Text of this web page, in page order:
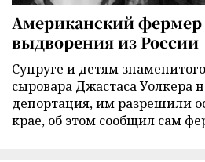
Американский фермер
выдворения из России
Супруге и детям
сыровара Джастаса Уолкера
депортация, им разрешили
крае, об этом сообщил сам